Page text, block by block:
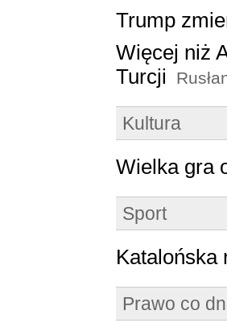
Trump
Więcej niż
Turcji
Kultura
Wielka gra
Sport
Katalońska
Prawo co